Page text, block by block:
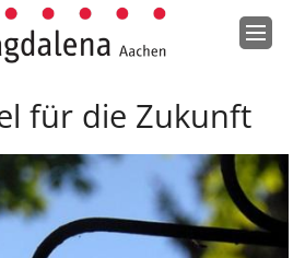
für die Zukunft